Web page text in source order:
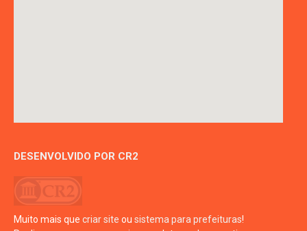
DESENVOLVIDO POR CR2
Muito mais que criar site ou sistema para prefeituras!